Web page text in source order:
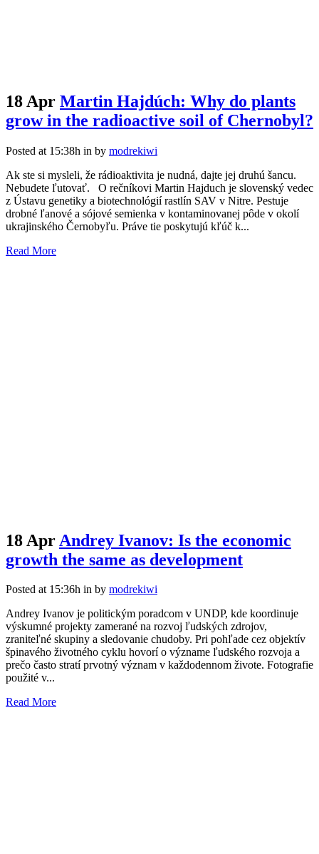
18 Apr Martin Hajdúch: Why do plants
grow in the radioactive soil of Chernobyl?
Posted at 15:38h in by modrekiwi
Ak ste si mysleli, že rádioaktivita je nudná, dajte jej druhú šancu.
Nebudete ľutovať. O rečníkovi Martin Hajduch je slovenský vedec
z Ústavu genetiky a biotechnológií rastlín SAV v Nitre. Pestuje
drobné ľanové a sójové semienka v kontaminovanej pôde v okolí
ukrajinského Černobyľu. Práve tie poskytujú kľúč k...
Read More
18 Apr Andrey Ivanov: Is the economic
growth the same as development
Posted at 15:36h in by modrekiwi
Andrey Ivanov je politickým poradcom v UNDP, kde koordinuje
výskumné projekty zamerané na rozvoj ľudských zdrojov,
zraniteľné skupiny a sledovanie chudoby. Pri pohľade cez objektív
špinavého životného cyklu hovorí o význame ľudského rozvoja a ​​
prečo často stratí prvotný význam v každodennom živote. Fotografie
použité v...
Read More